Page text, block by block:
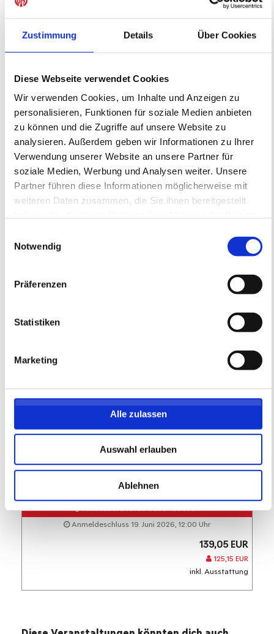
Zustimmung Details Über Cookies
Diese Webseite verwendet Cookies
Wir verwenden Cookies, um Inhalte und Anzeigen zu
personalisieren, Funktionen für soziale Medien anbieten
zu können und die Zugriffe auf unsere Website zu
analysieren. Außerdem geben wir Informationen zu Ihrer
Verwendung unserer Website an unsere Partner für
soziale Medien, Werbung und Analysen weiter. Unsere
Partner führen diese Informationen möglicherweise mit
weiteren Daten zusammen, die Sie ihnen bereitgestellt
Notwendig
Präferenzen
Statistiken
Marketing
Alle zulassen
Auswahl erlauben
Ablehnen
• Technikparcours und vieles mehr
• Verpflegung (Mittagessen, Wasser)
• Teilnehmerurkunde und Erinnerungspokal
1. FSV Mainz 05 e.V.
Ansprechpartner
05er Fußballschule
05er-fussballschule@mainz05.de
SV Sommerloch 1921 e.V.
Wochenendcamp
26.06.2026 bis 28.06.2026 (0 zukünftige
Termine)
ANMELDEFENSTER GESCHLOSSEN
Anmeldeschluss 19. Juni 2026, 12:00 Uhr
139,05 EUR
125,15 EUR
inkl. Ausstattung